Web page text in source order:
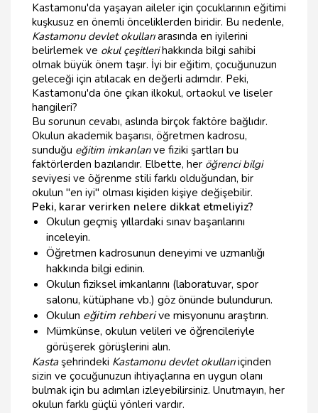
Kastamonu'da yaşayan aileler için çocuklarının eğitimi
kuşkusuz en önemli önceliklerden biridir. Bu nedenle,
Kastamonu devlet okullarıarasında en iyilerini
belirlemek ve okul çeşitlerihakkında bilgi sahibi
olmak büyük önem taşır. İyi bir eğitim, çocuğunuzun
geleceği için atılacak en değerli adımdır. Peki,
Kastamonu'da öne çıkan ilkokul, ortaokul ve liseler
hangileri?
Bu sorunun cevabı, aslında birçok faktöre bağlıdır.
Okulun akademik başarısı, öğretmen kadrosu,
sunduğu eğitim imkanlarıve fiziki şartları bu
faktörlerden bazılarıdır. Elbette, her öğrenci bilgi
seviyesi ve öğrenme stili farklı olduğundan, bir
okulun "en iyi" olması kişiden kişiye değişebilir.
Peki, karar verirken nelere dikkat etmeliyiz?
Okulun geçmiş yıllardaki sınav başarılarını
inceleyin.
Öğretmen kadrosunun deneyimi ve uzmanlığı
hakkında bilgi edinin.
Okulun fiziksel imkanlarını (laboratuvar, spor
salonu, kütüphane vb.) göz önünde bulundurun.
Okulun eğitim rehberive misyonunu araştırın.
Mümkünse, okulun velileri ve öğrencileriyle
görüşerek görüşlerini alın.
Kastaşehrindeki Kastamonu devlet okullarıiçinden
sizin ve çocuğunuzun ihtiyaçlarına en uygun olanı
bulmak için bu adımları izleyebilirsiniz. Unutmayın, her
okulun farklı güçlü yönleri vardır.